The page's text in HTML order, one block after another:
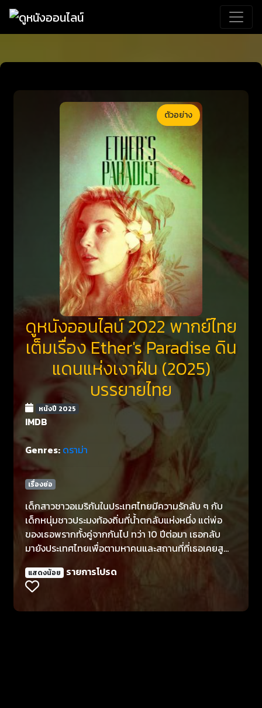
ตัวอย่าง
ดูหนังออนไลน์ 2022 พากย์ไทย
เต็มเรื่อง Ether's Paradise ดิน
แดนแห่งเงาฝัน (2025)
บรรยายไทย
หนังปี 2025
IMDB
Genres: ดราม่า
เรื่องย่อ
เด็กสาวชาวอเมริกันในประเทศไทยมีความรักลับ ๆ กับ
เด็กหนุ่มชาวประมงท้องถิ่นที่น้ำตกลับแห่งหนึ่ง แต่พ่อ
ของเธอพรากทั้งคู่จากกันไป ทว่า 10 ปีต่อมา เธอกลับ
มายังประเทศไทยเพื่อตามหาคนและสถานที่ที่เธอเคยสูญ
แสดงน้อย รายการโปรด